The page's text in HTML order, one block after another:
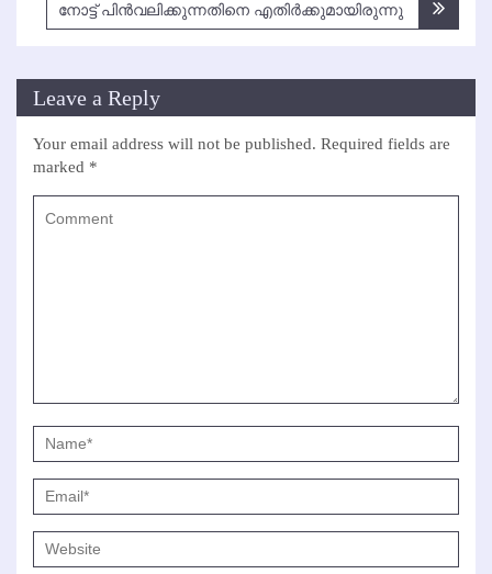
നോട്ട് പിന്‍വലിക്കുന്നതിനെ എതിര്‍ക്കുമായിരുന്നു
Leave a Reply
Your email address will not be published. Required fields are
marked *